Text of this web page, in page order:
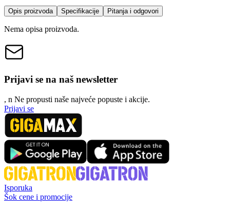
Opis proizvoda Specifikacije Pitanja i odgovori
Nema opisa proizvoda.
Prijavi se na naš newsletter
, n Ne propusti naše najveće popuste i akcije.
Prijavi se
Isporuka
Šok cene i promocije